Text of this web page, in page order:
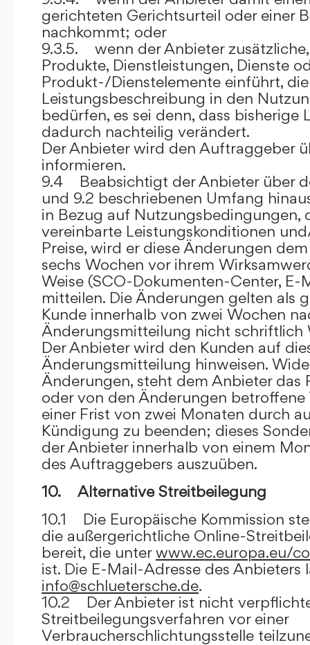
gerichteten Gerichtsurteil oder einer
nachkommt; oder
9.3.5. wenn der Anbieter
Produkte, Dienstleistungen, Dienste
Produkt-/Dienstelemente einführt,
Leistungsbeschreibung in den
bedürfen, es sei denn, dass bisherige
dadurch nachteilig verändert.
Der Anbieter wird den Auftraggeber
informieren.
9.4 Beabsichtigt der Anbieter über
und 9.2 beschriebenen Umfang
in Bezug auf Nutzungsbedingungen,
vereinbarte Leistungskonditionen
Preise, wird er diese Änderungen
sechs Wochen vor ihrem
Weise (SCO-Dokumenten-Center, E-
mitteilen. Die Änderungen gelten als
Kunde innerhalb von zwei Wochen
Änderungsmitteilung nicht schriftlich
Der Anbieter wird den Kunden auf
Änderungsmitteilung hinweisen.
Änderungen, steht dem Anbieter das
oder von den Änderungen betroffene
einer Frist von zwei Monaten durch
Kündigung zu beenden; dieses
der Anbieter innerhalb von einem
des Auftraggebers auszuüben.
10. Alternative Streitbeilegung
10.1 Die Europäische Kommission
die außergerichtliche Online-
bereit, die unterwww.ec.europa.eu/
ist. Die E-Mail-Adresse des Anbieters
info@schluetersche.de.
10.2 Der Anbieter ist nicht
Streitbeilegungsverfahren vor einer
Verbraucherschlichtungsstelle